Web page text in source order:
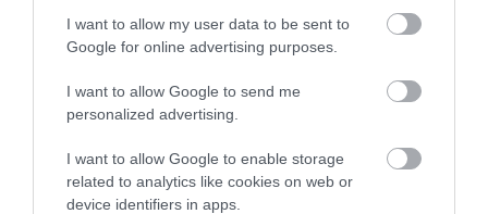
I want to allow my user data to be sent to
Google for online advertising purposes.
I want to allow Google to send me
personalized advertising.
I want to allow Google to enable storage
related to analytics like cookies on web or
device identifiers in apps.